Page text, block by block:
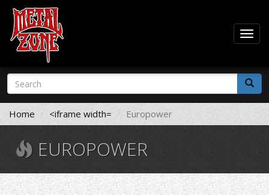
Skip
main
content
Search
form
Search
Home <iframe width= Europower
EUROPOWER